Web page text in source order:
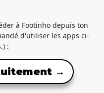
à Footinho depuis ton
d'utiliser les apps ci-
:
→